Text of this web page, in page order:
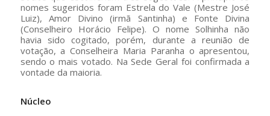
nomes sugeridos foram Estrela do Vale (Mestre José
Luiz), Amor Divino (irmã Santinha) e Fonte Divina
(Conselheiro Horácio Felipe). O nome Solhinha não
havia sido cogitado, porém, durante a reunião de
votação, a Conselheira Maria Paranha o apresentou,
sendo o mais votado. Na Sede Geral foi confirmada a
vontade da maioria.
Núcleo